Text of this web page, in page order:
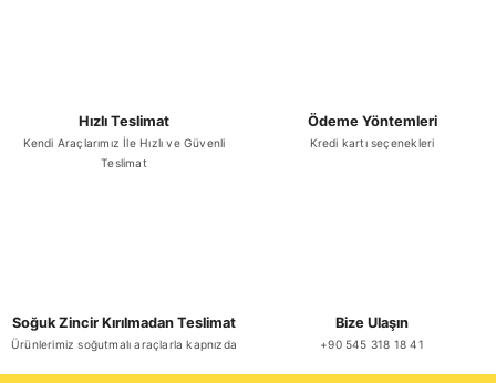
Hızlı Teslimat
Kendi Araçlarımız İle Hızlı ve Güvenli
Teslimat
Ödeme Yöntemleri
Kredi kartı seçenekleri
Soğuk Zincir Kırılmadan Teslimat
Ürünlerimiz soğutmalı araçlarla kapnızda
Bize Ulaşın
+90 545 318 18 41